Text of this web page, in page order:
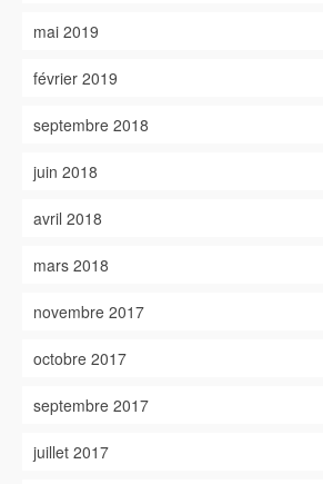
mai 2019
février 2019
septembre 2018
juin 2018
avril 2018
mars 2018
novembre 2017
octobre 2017
septembre 2017
juillet 2017